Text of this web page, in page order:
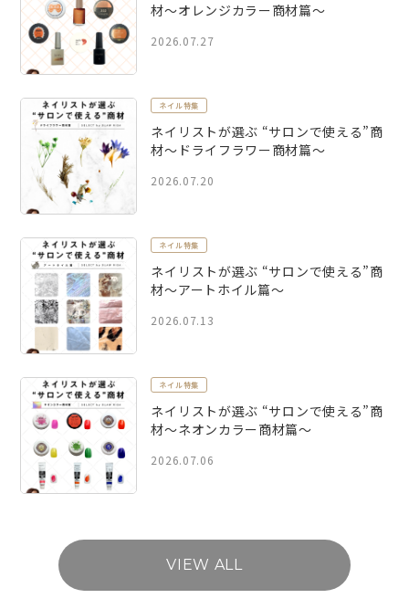
材～オレンジカラー商材篇～
2026.07.27
ネイル特集
ネイリストが選ぶ “サロンで使える”商
材～ドライフラワー商材篇～
2026.07.20
ネイル特集
ネイリストが選ぶ “サロンで使える”商
材～アートホイル篇～
2026.07.13
ネイル特集
ネイリストが選ぶ “サロンで使える”商
材～ネオンカラー商材篇～
2026.07.06
VIEW ALL